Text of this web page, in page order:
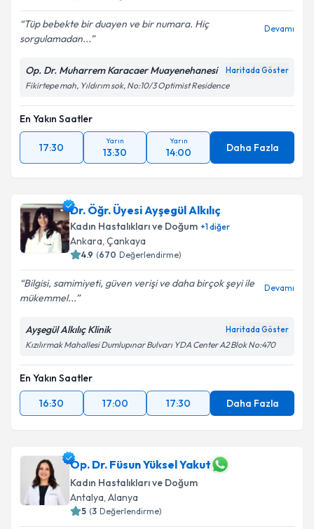
Tüp bebekte bir duayen ve bir numara. Hiç
sorgulamadan...
Devamı
Op. Dr. Muharrem Karacaer Muayenehanesi Haritada Göster
Fikirtepe mah, Yıldırım sok, No:10/3 Optimist Residence
En Yakın Saatler
17:30
Yarın
13:30
Yarın
14:00 Daha Fazla
Dr. Öğr. Üyesi Ayşegül Alkılıç
Kadın Hastalıkları ve Doğum +1diğer
Ankara, Çankaya
4.9 (670 Değerlendirme)
Bilgisi, samimiyeti, güven verişi ve daha birçok şeyi ile
mükemmel...
Devamı
Ayşegül Alkılıç Klinik Haritada Göster
Kızılırmak Mahallesi Dumlupınar Bulvarı YDA Center A2 Blok No:470
En Yakın Saatler
16:30
17:00 17:30 Daha Fazla
Op. Dr. Füsun Yüksel Yakut
Kadın Hastalıkları ve Doğum
Antalya, Alanya
5 (3 Değerlendirme)